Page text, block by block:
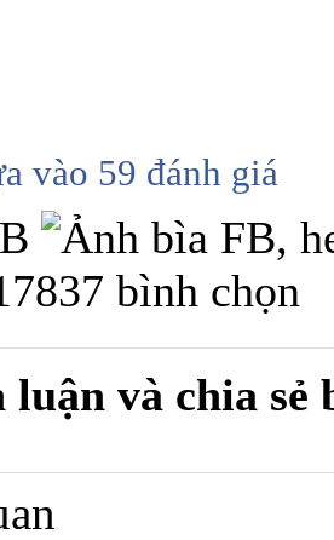
vào 59 đánh giá
bình chọn
và chia sẻ